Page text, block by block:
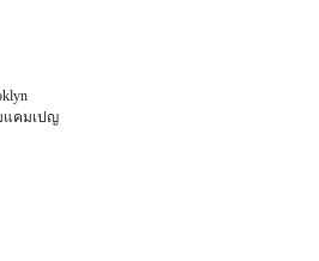
แคมเปญ